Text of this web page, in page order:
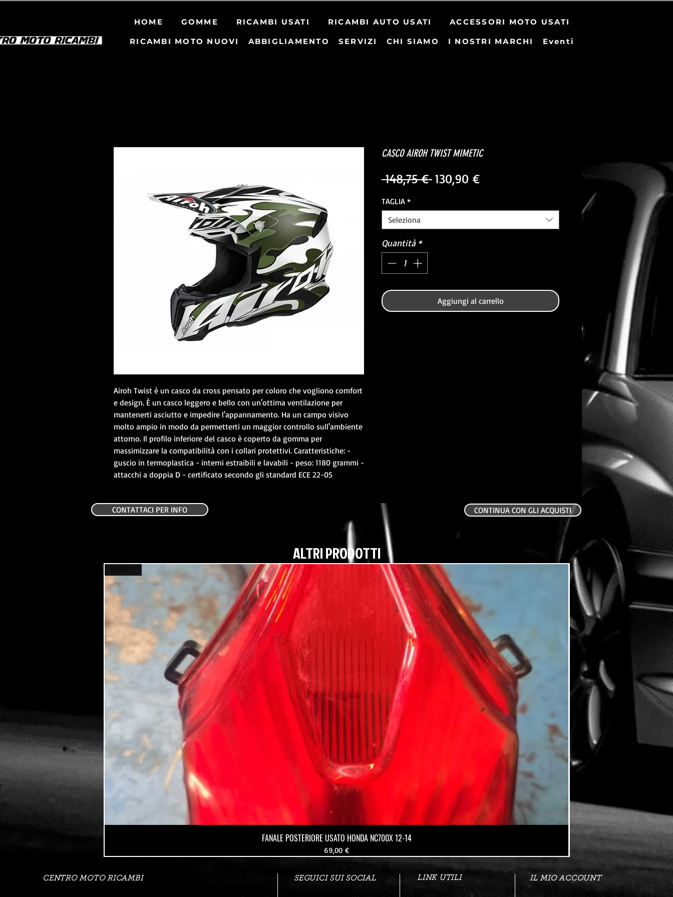
HOME GOMME RICAMBI USATI RICAMBI AUTO USATI ACCESSORI MOTO USATI
RICAMBI MOTO NUOVI ABBIGLIAMENTO SERVIZI CHI SIAMO I NOSTRI MARCHI Eventi
Airoh Twist è un casco da cross pensato per coloro che vogliono comfort
e design. È un casco leggero e bello con un'ottima ventilazione per
mantenerti asciutto e impedire l'appannamento. Ha un campo visivo
molto ampio in modo da permetterti un maggior controllo sull'ambiente
attorno. Il profilo inferiore del casco è coperto da gomma per
massimizzare la compatibilità con i collari protettivi. Caratteristiche: -
guscio in termoplastica - interni estraibili e lavabili - peso: 1180 grammi -
attacchi a doppia D - certificato secondo gli standard ECE 22-05
CASCO AIROH TWIST MIMETIC
148,75 € Prezzo
130,90 €Prezzo
TAGLIA *
Seleziona
Quantità *
Aggiungi al carrello
CONTATTACI PER INFO CONTINUA CON GLI ACQUISTI
FANALE POSTERIORE USATO HONDA NC700X 12-14
Prezzo
69,00 €
USATO
ALTRI PRODOTTI
CENTRO MOTO RICAMBI SEGUICI SUI SOCIAL LINK UTILI IL MIO ACCOUNT